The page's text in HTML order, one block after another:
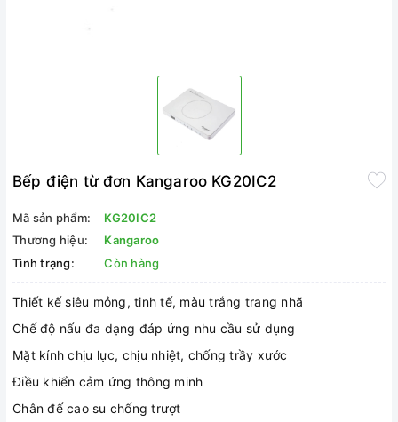
Bếp điện từ đơn Kangaroo KG20IC2
Mã sản phẩm:
KG20IC2
Thương hiệu:
Kangaroo
Tình trạng:
Còn hàng
Thiết kế siêu mỏng, tinh tế, màu trắng trang nhã
Chế độ nấu đa dạng đáp ứng nhu cầu sử dụng
Mặt kính chịu lực, chịu nhiệt, chống trầy xước
Điều khiển cảm ứng thông minh
Chân đế cao su chống trượt